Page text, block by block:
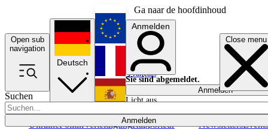
Ga naar de hoofdinhoud
Open sub
navigation
Close menu
Suchen
Anmelden
UkrainePolitikVerteidigungRapporteur NewslettersEvents
Deutsch
English
Français
Anmelden
Sie sind abgemeldet.
Anmelden
Licht aus